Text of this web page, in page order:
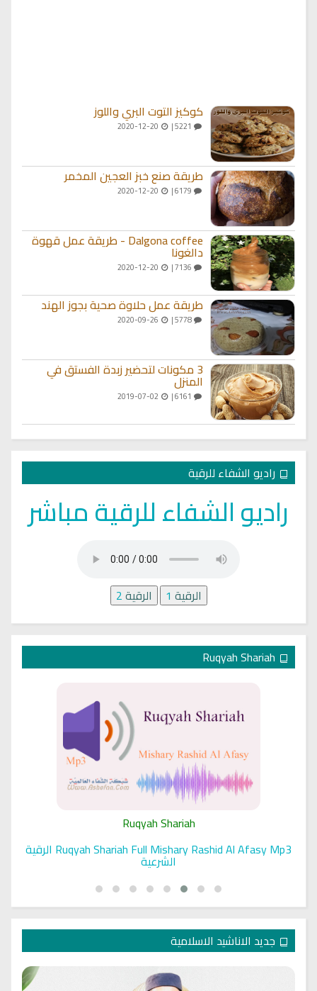
كوكيز التوت البري واللوز
طريقة صنع خبز العجين المخمر
Dalgona coffee - طريقة عمل قهوة
دالغونا
طريقة عمل حلاوة صحية بجوز الهند
5778 |
3 مكونات لتحضير زبدة الفستق في
المنزل
راديو الشفاء للرقية
راديو الشفاء للرقية مباشر
الرقية 1 الرقية2
Ruqyah Shariah
Ruqyah Shariah Full Mishary Rashid Al Afasy Mp3 الرقية
الشرعية
جديد الاناشيد الاسلامية